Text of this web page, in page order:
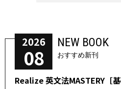
2026
08
NEW BOOK
おすすめ新刊
Realize 英文法MASTERY［基